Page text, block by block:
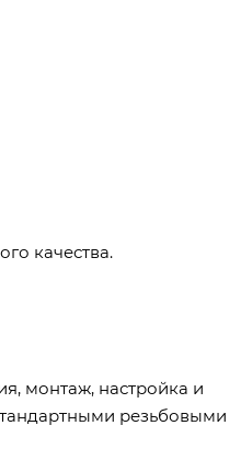
качества.
монтаж, настройка и
резьбовыми